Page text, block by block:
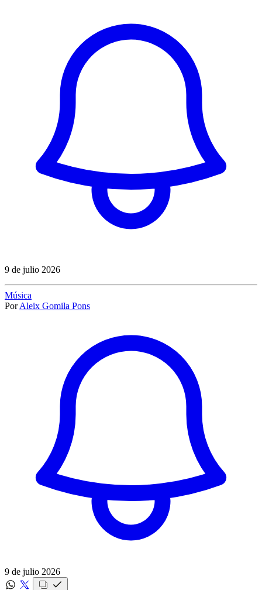
9 de julio 2026
Música
Por Aleix Gomila Pons
9 de julio 2026